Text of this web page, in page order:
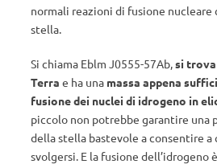
normali reazioni di fusione nucleare
stella.
Si chiama Eblm J0555-57Ab, si trova
Terra e ha una massa appena
fusione dei nuclei di idrogeno in
piccolo non potrebbe garantire una
della stella bastevole a consentire a
svolgersi. E la fusione dell’idrogeno